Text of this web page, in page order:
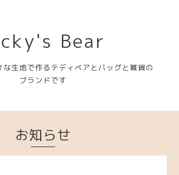
Bear
生地で作るテディベアとバッグと雑貨の
ブランドです
お知らせ